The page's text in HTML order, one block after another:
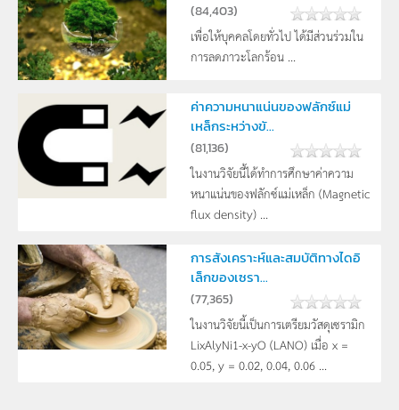
(84,403)
เพื่อให้บุคคลโดยทั่วไป ได้มีส่วนร่วมใน
การลดภาวะโลกร้อน ...
ค่าความหนาแน่นของฟลักซ์แม่
เหล็กระหว่างขั...
(81,136)
ในงานวิจัยนี้ได้ทำการศึกษาค่าความ
หนาแน่นของฟลักซ์แม่เหล็ก (Magnetic
flux density) ...
การสังเคราะห์และสมบัติทางไดอิ
เล็กของเซรา...
(77,365)
ในงานวิจัยนี้เป็นการเตรียมวัสดุเซรามิก
LixAlyNi1-x-yO (LANO) เมื่อ x =
0.05, y = 0.02, 0.04, 0.06 ...